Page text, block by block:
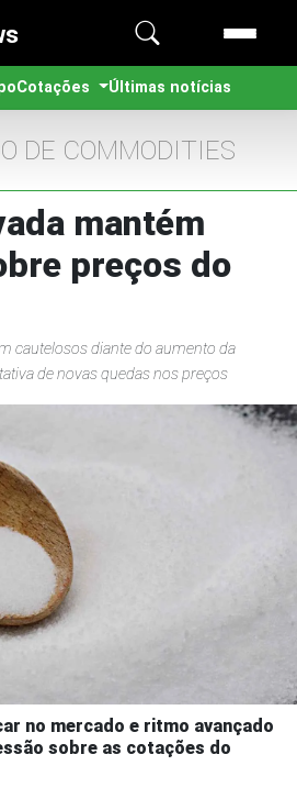
Cotações Últimas notícias
DE COMMODITIES
mantém
preços do
cautelosos diante do aumento da
de novas quedas nos preços
no mercado e ritmo avançado
sobre as cotações do